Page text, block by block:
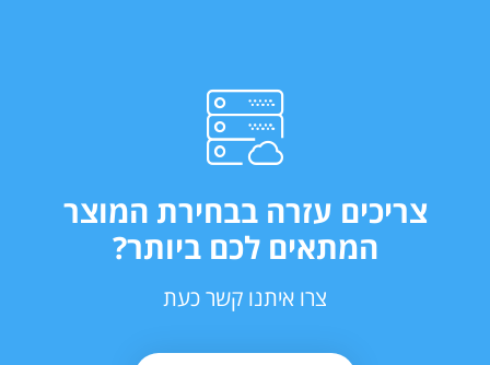
צריכים עזרה בבחירת המוצר
המתאים לכם ביותר?
צרו איתנו קשר כעת